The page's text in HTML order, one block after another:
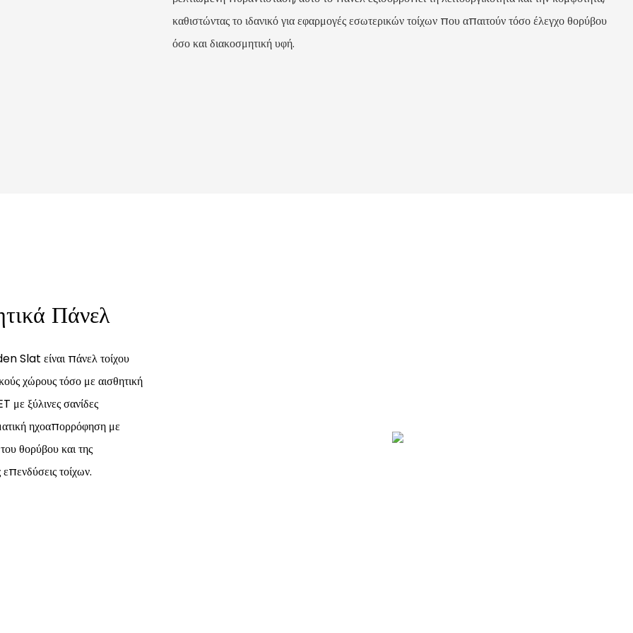
καθιστώντας το ιδανικό για εφαρμογές εσωτερικών τοίχων που απαιτούν τόσο έλεγχο θορύβου
όσο και διακοσμητική υφή.
Πάνελ
Slat είναι πάνελ τοίχου
χώρους τόσο με αισθητική
με ξύλινες σανίδες
ηχοαπορρόφηση με
θορύβου και της
τοίχων.